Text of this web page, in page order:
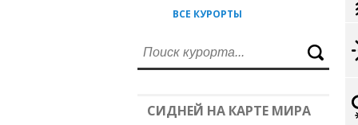
ВСЕ КУРОРТЫ
СИДНЕЙ НА КАРТЕ МИРА